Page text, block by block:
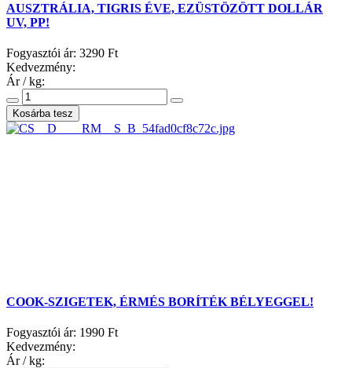
AUSZTRÁLIA, TIGRIS ÉVE, EZÜSTÖZÖTT DOLLÁR
UV, PP!
Fogyasztói ár: 3290 Ft
Kedvezmény:
Ár / kg:
COOK-SZIGETEK, ÉRMÉS BORÍTÉK BÉLYEGGEL!
Fogyasztói ár: 1990 Ft
Kedvezmény:
Ár / kg: